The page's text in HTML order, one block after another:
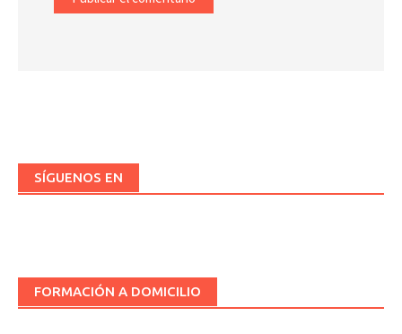
SÍGUENOS EN
FORMACIÓN A DOMICILIO